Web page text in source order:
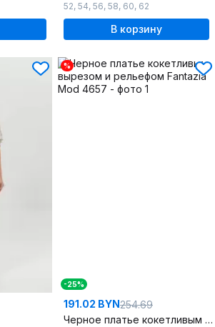
52, 54, 56, 58, 60, 62
В корзину
%
-25%
191.02 BYN254.69
Черное платье кокетливым вырезом и рельефом